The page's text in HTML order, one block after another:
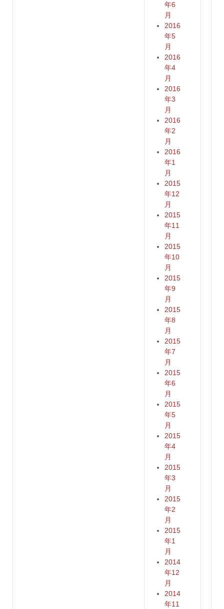
年6
月
2016
年5
月
2016
年4
月
2016
年3
月
2016
年2
月
2016
年1
月
2015
年12
月
2015
年11
月
2015
年10
月
2015
年9
月
2015
年8
月
2015
年7
月
2015
年6
月
2015
年5
月
2015
年4
月
2015
年3
月
2015
年2
月
2015
年1
月
2014
年12
月
2014
年11